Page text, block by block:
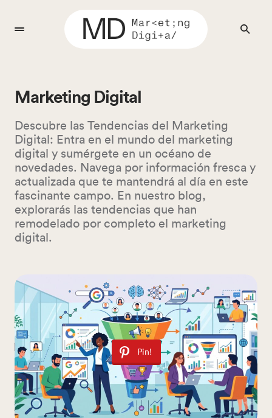
Marketing Digital
Descubre las Tendencias del Marketing
Digital: Entra en el mundo del marketing
digital y sumérgete en un océano de
novedades. Navega por información fresca y
actualizada que te mantendrá al día en este
fascinante campo. En nuestro blog,
explorarás las tendencias que han
remodelado por completo el marketing
digital.
Pin!